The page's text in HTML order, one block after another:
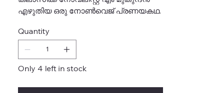
എഴുതിയ ഒരു നോൺവെജ് പ്രണയകഥ.
Quantity
Only 4 left in stock